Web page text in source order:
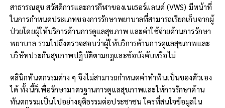
สาธารณสุข สวัสดิการและการกีฬาของเนเธอร์แลนด์ (VWS) มีหน้าที่
ในการกำหนดประเภทของการรักษาพยาบาลที่สามารถเรียกเก็บจากผู้
ป่วยโดยผู้ให้บริการด้านการดูแลสุขภาพ และค่าใช้จ่ายด้านการรักษา
พยาบาล รวมไปถึงตรวจสอบว่าผู้ให้บริการด้านการดูแลสุขภาพและ
บริษัทประกันสุขภาพปฏิบัติตามกฎและข้อบังคับหรือไม่
คลินิกทันตกรรมต่าง ๆ จึงไม่สามารถกำหนดค่าทำฟันเป็นของตัวเอง
ได้ ทั้งนี้ก็เพื่อรักษามาตรฐานการดูแลสุขภาพและให้การรักษาด้าน
ทันตกรรมเป็นไปอย่างยุติธรรมต่อประชาชน ใครที่สนใจข้อมูลใน